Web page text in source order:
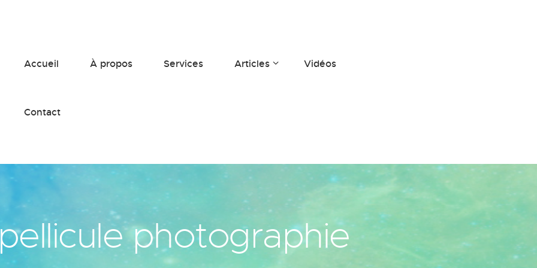
Accueil À propos Services Articles Vidéos
Contact
photographie